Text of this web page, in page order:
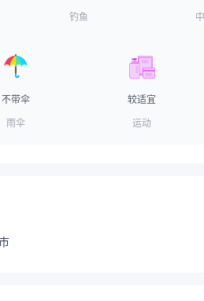
钓鱼
不带伞
雨伞
较适宜
运动